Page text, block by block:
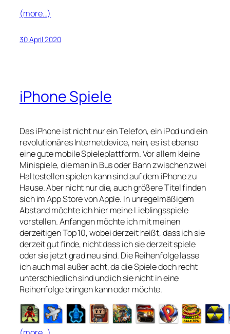
(more…)
30 April 2020
iPhone Spiele
Das iPhone ist nicht nur ein Telefon, ein iPod und ein
revolutionäres Internetdevice, nein, es ist ebenso
eine gute mobile Spieleplattform. Vor allem kleine
Minispiele, die man in Bus oder Bahn zwischen zwei
Haltestellen spielen kann sind auf dem iPhone zu
Hause. Aber nicht nur die, auch größere Titel finden
sich im App Store von Apple. In unregelmäßigem
Abstand möchte ich hier meine Lieblingsspiele
vorstellen. Anfangen möchte ich mit meinen
derzeitigen Top 10, wobei derzeit heißt, dass ich sie
derzeit gut finde, nicht dass ich sie derzeit spiele
oder sie jetzt grad neu sind. Die Reihenfolge lasse
ich auch mal außer acht, da die Spiele doch recht
unterschiedlich sind und ich sie nicht in eine
Reihenfolge bringen kann oder möchte.